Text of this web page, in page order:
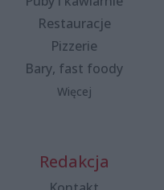
Restauracje
Pizzerie
Bary, fast foody
Więcej
Redakcja